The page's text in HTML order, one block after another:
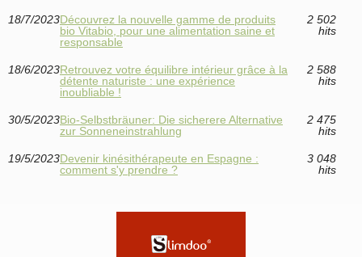
18/7/2023Découvrez la nouvelle gamme de produits
bio Vitabio, pour une alimentation saine et
responsable
2 502
hits
18/6/2023Retrouvez votre équilibre intérieur grâce à la
détente naturiste : une expérience
inoubliable !
2 588
hits
30/5/2023Bio-Selbstbräuner: Die sicherere Alternative
zur Sonneneinstrahlung
2 475
hits
19/5/2023Devenir kinésithérapeute en Espagne :
comment s'y prendre ?
3 048
hits